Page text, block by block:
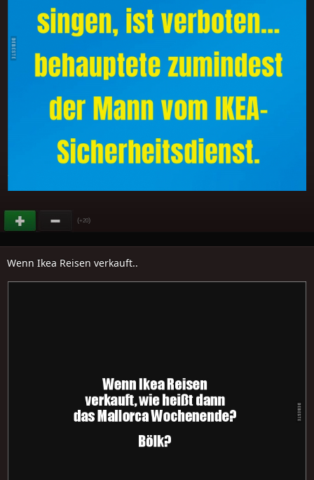
(+20)
Wenn Ikea Reisen verkauft..